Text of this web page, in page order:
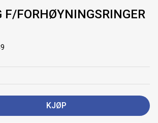
F/FORHØYNINGSRINGER
KJØP